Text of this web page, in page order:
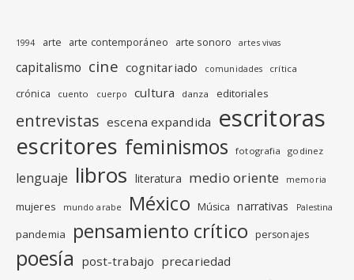
1994 arte arte contemporáneo arte sonoro artes vivas
capitalismo cine cognitariado comunidades crítica
crónica cuento cuerpo cultura danza editoriales
entrevistas escena expandida escritoras
escritores feminismos fotografia godinez
lenguaje libros literatura medio oriente memoria
mujeres mundo arabe México Música narrativas Palestina
pandemia pensamiento crítico personajes
poesía post-trabajo precariedad